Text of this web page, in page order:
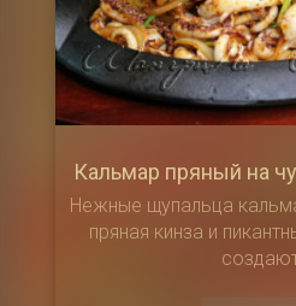
Кальмар пряный на
Нежные щупальца
пряная кинза и